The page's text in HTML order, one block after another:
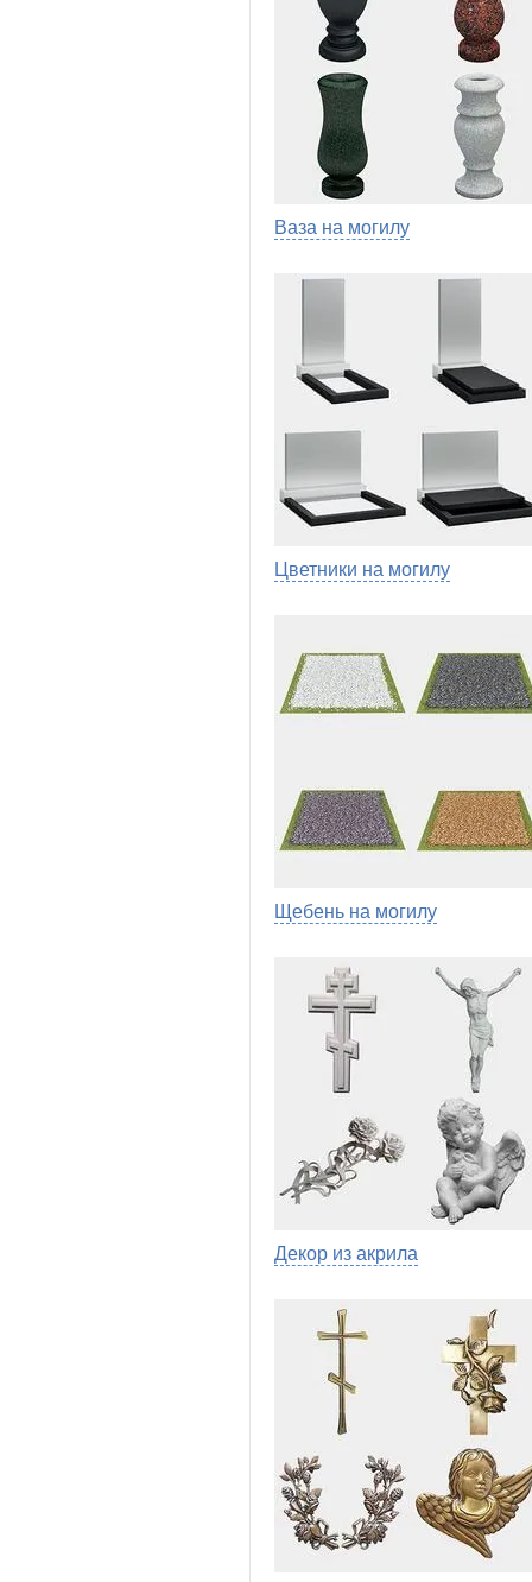
Ваза на могилу
Цветники на могилу
Щебень на могилу
Декор из акрила